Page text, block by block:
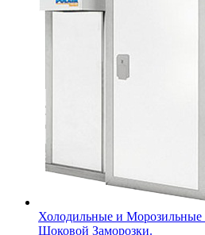
Холодильные и
Шоковой Заморозки.